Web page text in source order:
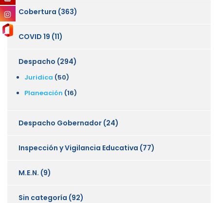
Cobertura (363)
COVID 19 (11)
Despacho (294)
Juridica (50)
Planeación (16)
Despacho Gobernador (24)
Inspección y Vigilancia Educativa (77)
M.E.N. (9)
Sin categoría (92)